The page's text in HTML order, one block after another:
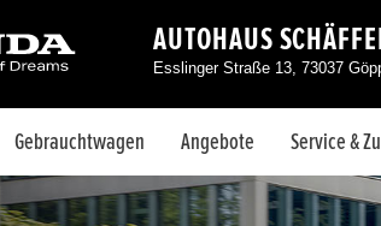
AUTOHAUS
Esslinger Straße 13, 73037
Gebrauchtwagen Angebote Service &